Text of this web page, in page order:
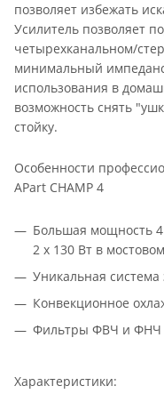
позволяет избежать
Усилитель позволяет
четырехканальном/
минимальный
использования в
возможность снять
стойку.
Особенности
APart CHAMP 4
Большая мощность
2 х 130 Вт в
Уникальная
Конвекционное
Фильтры ФВЧ и ФНЧ
Характеристики: